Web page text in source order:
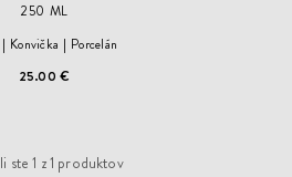
250 ML
Konvička
Porcelán
25.00 €
ste1 z1 produktov